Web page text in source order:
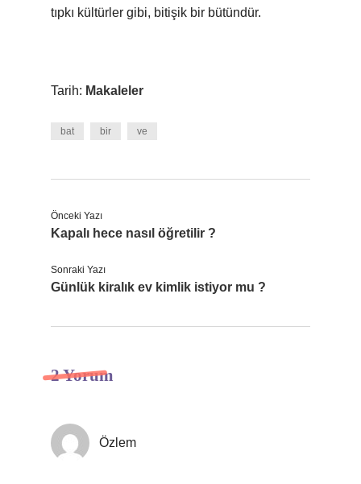
tıpkı kültürler gibi, bitişik bir bütündür.
Tarih: Makaleler
bat bir ve
Önceki Yazı
Kapalı hece nasıl öğretilir ?
Sonraki Yazı
Günlük kiralık ev kimlik istiyor mu ?
2 Yorum
Özlem